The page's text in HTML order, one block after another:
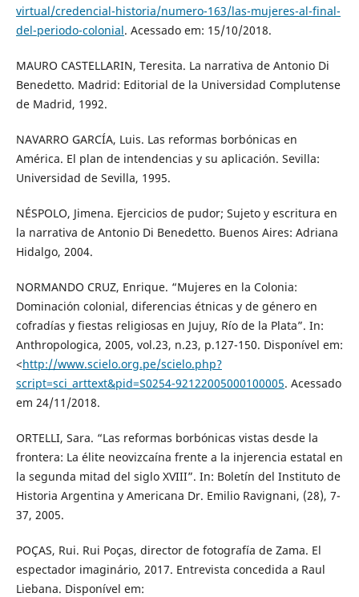
virtual/credencial-historia/numero-163/las-mujeres-al-final-
del-periodo-colonial. Acessado em: 15/10/2018.
MAURO CASTELLARIN, Teresita. La narrativa de Antonio Di
Benedetto. Madrid: Editorial de la Universidad Complutense
de Madrid, 1992.
NAVARRO GARCÍA, Luis. Las reformas borbónicas en
América. El plan de intendencias y su aplicación. Sevilla:
Universidad de Sevilla, 1995.
NÉSPOLO, Jimena. Ejercicios de pudor; Sujeto y escritura en
la narrativa de Antonio Di Benedetto. Buenos Aires: Adriana
Hidalgo, 2004.
NORMANDO CRUZ, Enrique. “Mujeres en la Colonia:
Dominación colonial, diferencias étnicas y de género en
cofradías y fiestas religiosas en Jujuy, Río de la Plata”. In:
Anthropologica, 2005, vol.23, n.23, p.127-150. Disponível em:
<http://www.scielo.org.pe/scielo.php?
script=sci_arttext&pid=S0254-92122005000100005. Acessado
em 24/11/2018.
ORTELLI, Sara. “Las reformas borbónicas vistas desde la
frontera: La élite neovizcaína frente a la injerencia estatal en
la segunda mitad del siglo XVIII”. In: Boletín del Instituto de
Historia Argentina y Americana Dr. Emilio Ravignani, (28), 7-
37, 2005.
POÇAS, Rui. Rui Poças, director de fotografía de Zama. El
espectador imaginário, 2017. Entrevista concedida a Raul
Liebana. Disponível em: